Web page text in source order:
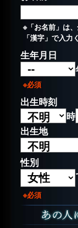
※「お名前」は
「漢字」で入力
生年月日
※必須
出生時刻
時
出生地
性別
※必須